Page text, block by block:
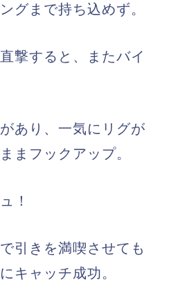
グまで持ち込めず。
撃すると、またバイ
あり、一気にリグが
まフックアップ。
！
引きを満喫させても
キャッチ成功。